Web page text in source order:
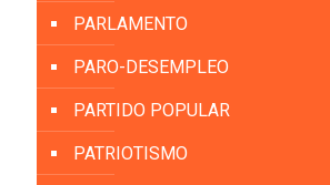
PARLAMENTO
PARO-DESEMPLEO
PARTIDO POPULAR
PATRIOTISMO